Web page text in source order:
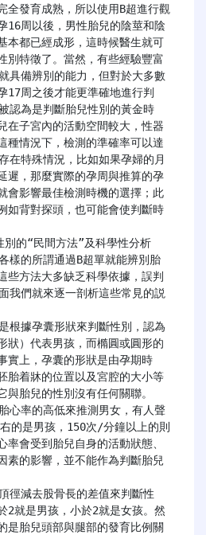
全發育成熟，所以使用B超進行觀
16周以後，男性胎兒的陰莖和陰
本都已經成形，這時候醫生就可
別特徵了。當然，有些經驗豐富
具備辨別的能力，但對於大多數
17周之後才能更準確地進行判
認為是判斷胎兒性別的黃金時
在子宮內的活動空間較大，性器
種情況下，檢測的準確率可以達
在特殊情況，比如如果孕婦的月
遲，那麼實際的孕周與推算的孕
會影響最佳檢測時機的選擇；此
如背對探頭，也可能會使判斷時
些方法大多缺乏科學依據，誤判
我們就來逐一剖析這些常見的説
狀）代表男孩，而橢圓或圓形的
實上，孕囊的形狀是由孕期時
胎着牀的位置以及宮腔的大小等
與胎兒的性別沒有任何關聯。
的是男孩，150次/分鐘以上的則
率會受到胎兒自身的活動狀態、
素的影響，並不能作為判斷胎兒
2就是男孩，小於2就是女孩。然
是胎兒頭部與腿部的發育比例關